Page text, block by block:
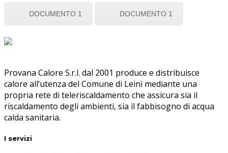
DOCUMENTO 1 DOCUMENTO 1
Provana Calore S.r.l. dal 2001 produce e distribuisce
calore all’utenza del Comune di Leinì mediante una
propria rete di teleriscaldamento che assicura sia il
riscaldamento degli ambienti, sia il fabbisogno di acqua
calda sanitaria.
I servizi